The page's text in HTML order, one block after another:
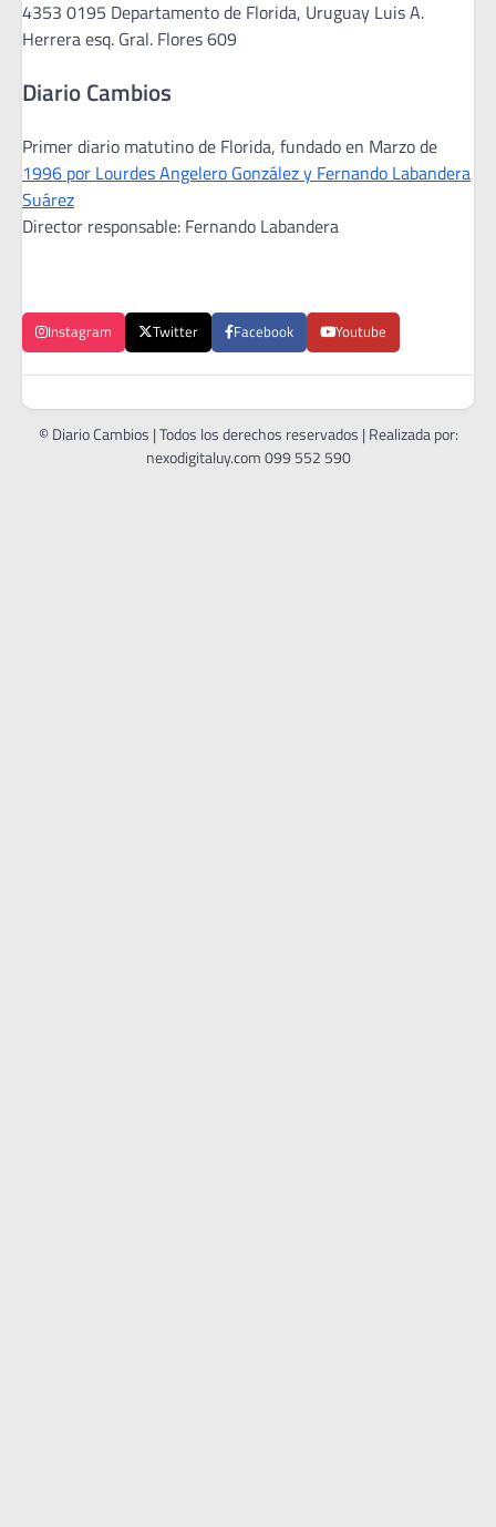
4353 0195 Departamento de Florida, Uruguay Luis A.
Herrera esq. Gral. Flores 609
Diario Cambios
Primer diario matutino de Florida, fundado en Marzo de
1996 por Lourdes Angelero González y Fernando Labandera
Suárez
Director responsable: Fernando Labandera
Instagram Twitter Facebook Youtube